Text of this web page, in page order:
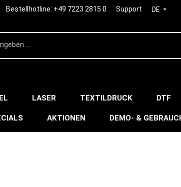
Bestellhotline: +49 7223 2815 0 Support DE
LASER TEXTILDRUCK DTF
AKTIONEN DEMO- &